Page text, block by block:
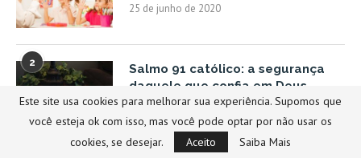
25 de junho de 2020
2
Salmo 91 católico: a segurança
daquele que confia em Deus
2 de março de 2020
Este site usa cookies para melhorar sua experiência. Supomos que
você esteja ok com isso, mas você pode optar por não usar os
cookies, se desejar.
Aceito Saiba Mais